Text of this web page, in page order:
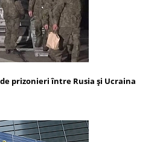
prizonieri între Rusia și Ucraina